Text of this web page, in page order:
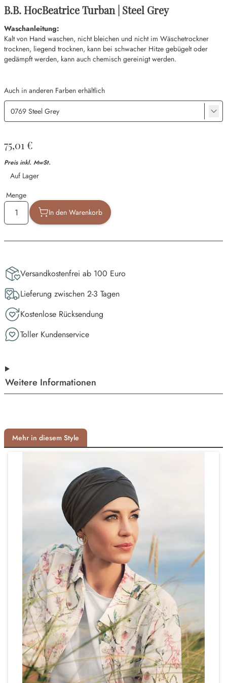
B.B. HocBeatrice Turban | Steel Grey
Waschanleitung:
Kalt von Hand waschen, nicht bleichen und nicht im Wäschetrockner
trocknen, liegend trocknen, kann bei schwacher Hitze gebügelt oder
gedämpft werden, kann auch chemisch gereinigt werden.
Auch in anderen Farben erhältlich
75,01 €
Preis inkl. MwSt.
Verfügbarkeit
Auf Lager
Menge
In den Warenkorb
Versandkostenfrei ab 100 Euro
Lieferung zwischen 2-3 Tagen
Kostenlose Rücksendung
Toller Kundenservice
Weitere Informationen
Mehr in diesem Style